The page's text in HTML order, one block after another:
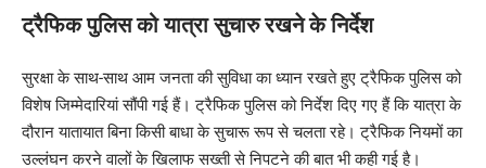
ट्रैफिक पुलिस को यात्रा सुचारु रखने के निर्देश
सुरक्षा के साथ-साथ आम जनता की सुविधा का ध्यान रखते हुए ट्रैफिक पुलिस को
विशेष जिम्मेदारियां सौंपी गई हैं। ट्रैफिक पुलिस को निर्देश दिए गए हैं कि यात्रा के
दौरान यातायात बिना किसी बाधा के सुचारू रूप से चलता रहे। ट्रैफिक नियमों का
उल्लंघन करने वालों के खिलाफ सख्ती से निपटने की बात भी कही गई है।